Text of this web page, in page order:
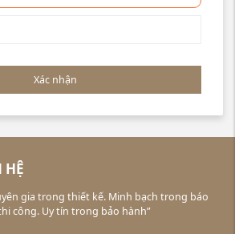
Xác nhận
HỆ
gia trong thiết kế. Minh bạch trong báo
công. Uy tín trong bảo hành”